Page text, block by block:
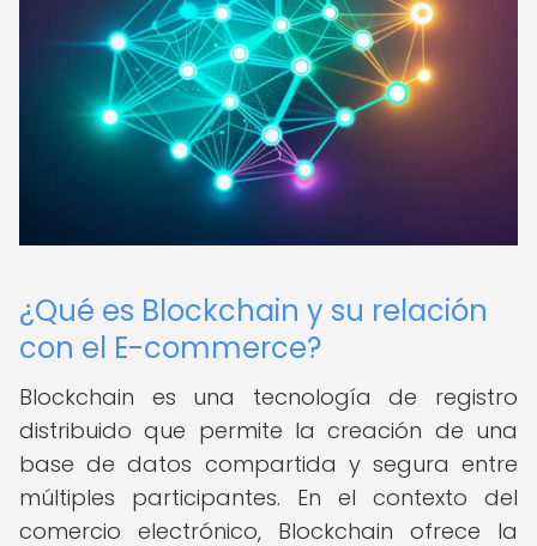
¿Qué es Blockchain y su relación
con el E-commerce?
Blockchain es una tecnología de registro
distribuido que permite la creación de una
base de datos compartida y segura entre
múltiples participantes. En el contexto del
comercio electrónico, Blockchain ofrece la